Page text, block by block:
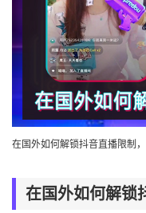
在国外如何解锁抖音直播限制
在国外如何解锁